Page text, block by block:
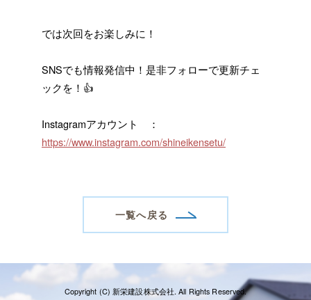
では次回をお楽しみに！
SNSでも情報発信中！是非フォローで更新チェ
ックを！👍
Instagramアカウント ：
https://www.instagram.com/shineikensetu/
一覧へ戻る
Copyright (C) 新栄建設株式会社. All Rights Reserved.